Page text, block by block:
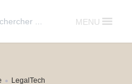
MENU
LegalTech